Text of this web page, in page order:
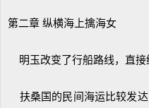
第二章 纵横海上擒海女
明玉改变了行船路线，直接
扶桑国的民间海运比较发